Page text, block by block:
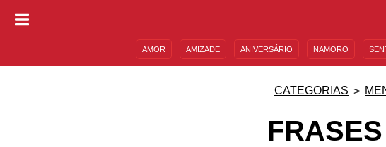
AMOR AMIZADE ANIVERSÁRIO NAMORO
CATEGORIAS